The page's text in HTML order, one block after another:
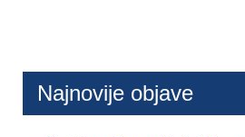
Najnovije objave